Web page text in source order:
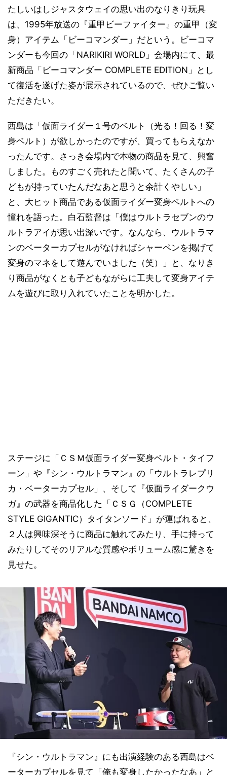
たしいはしジャスタウェイの思い出のなりきり玩具
は、1995年放送の『重甲ビーファイター』の重甲（変
身）アイテム「ビーコマンダー」だという。ビーコマ
ンダーも今回の「NARIKIRI WORLD」会場内にて、最
新商品「ビーコマンダー COMPLETE EDITION」とし
て復活を遂げた姿が展示されているので、ぜひご覧い
ただきたい。
西島は「仮面ライダー１号のベルト（光る！回る！変
身ベルト）が欲しかったのですが、買ってもらえなか
ったんです。さっき会場内で本物の商品を見て、興奮
しました。ものすごく売れたと聞いて、たくさんの子
どもが持っていたんだなあと思うと余計くやしい」
と、大ヒット商品である仮面ライダー変身ベルトへの
憧れを語った。白石監督は「僕はウルトラセブンのウ
ルトラアイが思い出深いです。なんなら、ウルトラマ
ンのベーターカプセルがなければシャーペンを掲げて
変身のマネをして遊んでいました（笑）」と、なりき
り商品がなくとも子どもながらに工夫して変身アイテ
ムを遊びに取り入れていたことを明かした。
ステージに「ＣＳＭ仮面ライダー変身ベルト・タイフ
ーン」や『シン・ウルトラマン』の「ウルトラレプリ
カ・ベーターカプセル」、そして『仮面ライダークウ
ガ』の武器を商品化した「ＣＳＧ（COMPLETE
STYLE GIGANTIC）タイタンソード」が運ばれると、
２人は興味深そうに商品に触れてみたり、手に持って
みたりしてそのリアルな質感やボリューム感に驚きを
見せた。
『シン・ウルトラマン』にも出演経験のある西島はベ
ーターカプセルを見て「俺も変身したかったなあ」と